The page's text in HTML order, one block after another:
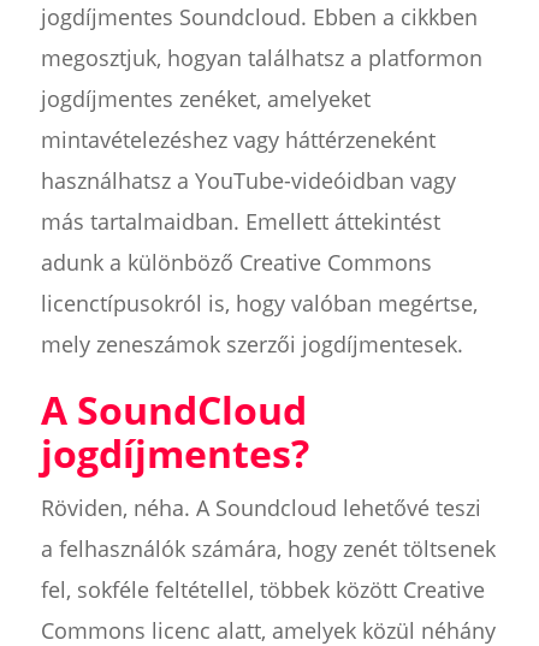
jogdíjmentes Soundcloud. Ebben a cikkben
megosztjuk, hogyan találhatsz a platformon
jogdíjmentes zenéket, amelyeket
mintavételezéshez vagy háttérzeneként
használhatsz a YouTube-videóidban vagy
más tartalmaidban. Emellett áttekintést
adunk a különböző Creative Commons
licenctípusokról is, hogy valóban megértse,
mely zeneszámok szerzői jogdíjmentesek.
A SoundCloud
jogdíjmentes?
Röviden, néha. A Soundcloud lehetővé teszi
a felhasználók számára, hogy zenét töltsenek
fel, sokféle feltétellel, többek között Creative
Commons licenc alatt, amelyek közül néhány